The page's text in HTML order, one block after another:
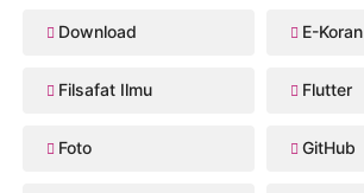
Download E-Koran
Filsafat Ilmu Flutter
Foto GitHub